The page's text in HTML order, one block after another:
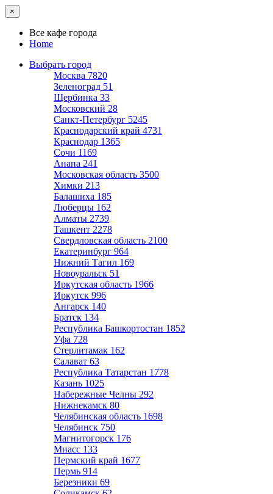
×
Все кафе города
Home
Выбрать город
Москва 7820
Зеленоград 51
Щербинка 33
Московский 28
Санкт-Петербург 5245
Краснодарский край 4731
Краснодар 1365
Сочи 1169
Анапа 241
Московская область 3500
Химки 213
Балашиха 185
Люберцы 162
Алматы 2739
Ташкент 2278
Свердловская область 2100
Екатеринбург 964
Нижний Тагил 169
Новоуральск 51
Иркутская область 1966
Иркутск 996
Ангарск 140
Братск 134
Республика Башкортостан 1852
Уфа 728
Стерлитамак 162
Салават 63
Республика Татарстан 1778
Казань 1025
Набережные Челны 292
Нижнекамск 80
Челябинская область 1698
Челябинск 750
Магнитогорск 176
Миасс 133
Пермский край 1677
Пермь 914
Березники 69